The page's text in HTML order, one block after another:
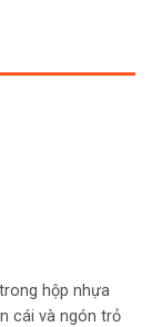
hộp nhựa
cái và ngón trỏ